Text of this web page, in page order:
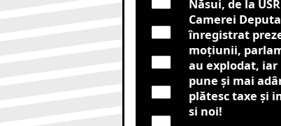
Năsui, de la
Camerei
înregistrat
moțiunii,
au explodat, iar
pune și mai
plătesc taxe şi
si noi!